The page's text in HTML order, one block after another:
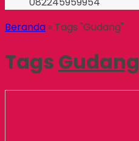
Beranda » Tags "Gudang"
Tags Gudang